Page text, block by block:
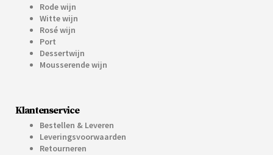
Rode wijn
Witte wijn
Rosé wijn
Port
Dessertwijn
Mousserende wijn
Klantenservice
Bestellen & Leveren
Leveringsvoorwaarden
Retourneren